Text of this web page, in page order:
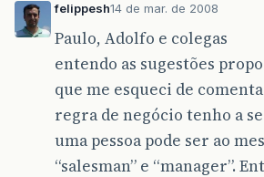
felippesh14 de mar. de 2008
Paulo, Adolfo e colegas
entendo as sugestões
que me esqueci de
regra de negócio tenho a
uma pessoa pode ser ao
“salesman” e “manager”.